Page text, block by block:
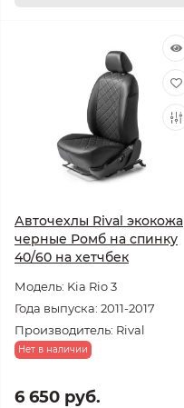
Авточехлы Rival экокожа
черные Ромб на спинку
40/60 на хетчбек
Модель: Kia Rio 3
Года выпуска: 2011-2017
Производитель: Rival
Нет в наличии
6 650 руб.